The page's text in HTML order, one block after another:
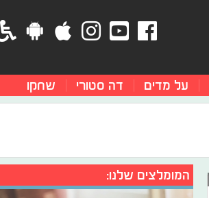
על מדים דה סטורי שחקו
המומלצים שלנו: